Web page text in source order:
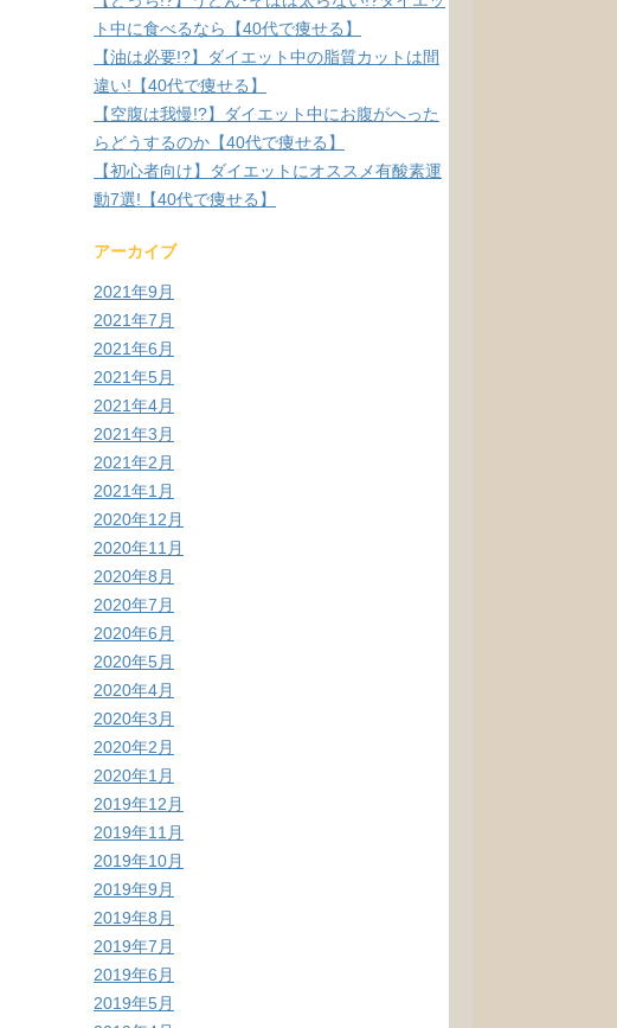
ト中に食べるなら【40代で痩せる】
【油は必要!?】ダイエット中の脂質カットは間
違い!【40代で痩せる】
【空腹は我慢!?】ダイエット中にお腹がへった
らどうするのか【40代で痩せる】
【初心者向け】ダイエットにオススメ有酸素運
動7選!【40代で痩せる】
アーカイブ
2021年9月
2021年7月
2021年6月
2021年5月
2021年4月
2021年3月
2021年2月
2021年1月
2020年12月
2020年11月
2020年8月
2020年7月
2020年6月
2020年5月
2020年4月
2020年3月
2020年2月
2020年1月
2019年12月
2019年11月
2019年10月
2019年9月
2019年8月
2019年7月
2019年6月
2019年5月